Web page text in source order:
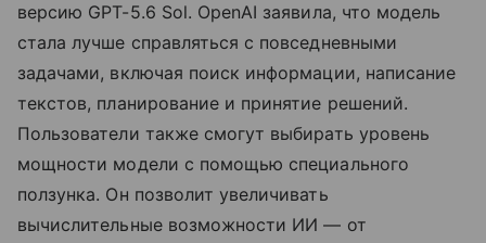
версию GPT-5.6 Sol. OpenAI заявила, что модель
стала лучше справляться с повседневными
задачами, включая поиск информации, написание
текстов, планирование и принятие решений.
Пользователи также смогут выбирать уровень
мощности модели с помощью специального
ползунка. Он позволит увеличивать
вычислительные возможности ИИ — от